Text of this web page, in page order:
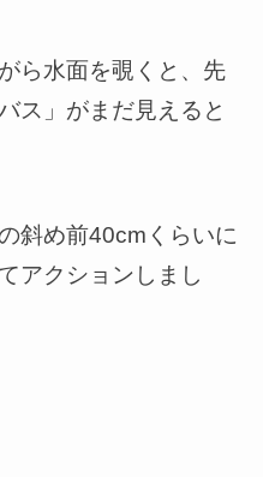
ら水面を覗くと、先
ス」がまだ見えると
斜め前40cmくらいに
アクションしまし